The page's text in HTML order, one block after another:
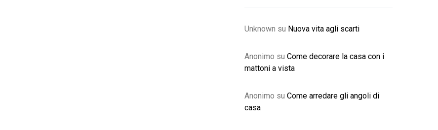
Unknown su Nuova vita agli scarti
Anonimo su Come decorare la casa con i
mattoni a vista
Anonimo su Come arredare gli angoli di
casa